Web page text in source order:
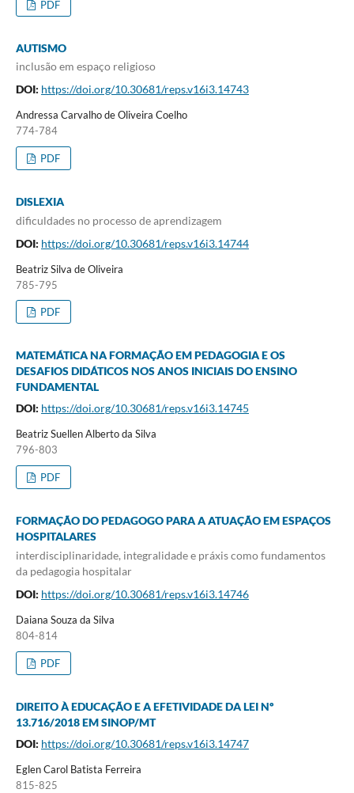
PDF
AUTISMO
inclusão em espaço religioso
DOI: https://doi.org/10.30681/reps.v16i3.14743
Andressa Carvalho de Oliveira Coelho
774-784
PDF
DISLEXIA
dificuldades no processo de aprendizagem
DOI: https://doi.org/10.30681/reps.v16i3.14744
Beatriz Silva de Oliveira
785-795
PDF
MATEMÁTICA NA FORMAÇÃO EM PEDAGOGIA E OS
DESAFIOS DIDÁTICOS NOS ANOS INICIAIS DO ENSINO
FUNDAMENTAL
DOI: https://doi.org/10.30681/reps.v16i3.14745
Beatriz Suellen Alberto da Silva
796-803
PDF
FORMAÇÃO DO PEDAGOGO PARA A ATUAÇÃO EM ESPAÇOS
HOSPITALARES
interdisciplinaridade, integralidade e práxis como fundamentos
da pedagogia hospitalar
DOI: https://doi.org/10.30681/reps.v16i3.14746
Daiana Souza da Silva
804-814
PDF
DIREITO À EDUCAÇÃO E A EFETIVIDADE DA LEI Nº
13.716/2018 EM SINOP/MT
DOI: https://doi.org/10.30681/reps.v16i3.14747
Eglen Carol Batista Ferreira
815-825